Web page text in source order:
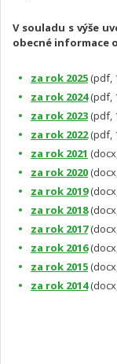
V souladu s výše
obecné informace
za rok 2025 (pdf,
za rok 2024(pdf,
za rok 2023 (pdf,
za rok 2022(pdf,
za rok 2021
za rok 2020
za rok 2019
za rok 2018
za rok 2017
za rok 2016
za rok 2015
za rok 2014